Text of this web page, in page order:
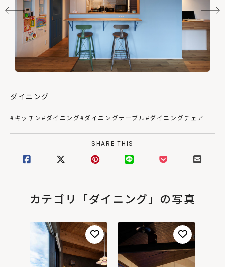
ダイニング
#キッチン#ダイニング#ダイニングテーブル#ダイニングチェア
SHARE THIS
カテゴリ「ダイニング」の写真